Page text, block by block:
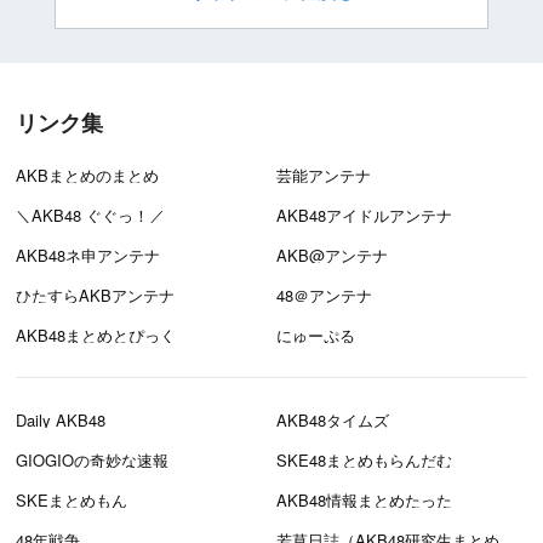
リンク集
AKBまとめのまとめ
芸能アンテナ
＼AKB48 ぐぐっ！／
AKB48アイドルアンテナ
AKB48ネ申アンテナ
AKB@アンテナ
ひたすらAKBアンテナ
48＠アンテナ
AKB48まとめとぴっく
にゅーぷる
Daily AKB48
AKB48タイムズ
GIOGIOの奇妙な速報
SKE48まとめもらんだむ
SKEまとめもん
AKB48情報まとめたった